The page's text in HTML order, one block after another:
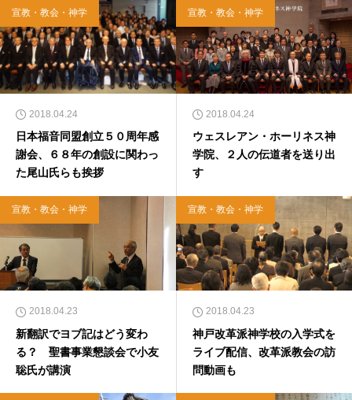
宣教・教会・神学
2018.04.24
日本福音同盟創立５０周年感
謝会、６８年の創設に関わっ
た尾山氏らも挨拶
宣教・教会・神学
2018.04.24
ウェスレアン・ホーリネス神
学院、２人の伝道者を送り出
す
宣教・教会・神学
2018.04.23
新翻訳でヨブ記はどう変わ
る？ 聖書事業懇談会で小友
聡氏が講演
宣教・教会・神学
2018.04.23
神戸改革派神学校の入学式を
ライブ配信、改革派教会の訪
問動画も